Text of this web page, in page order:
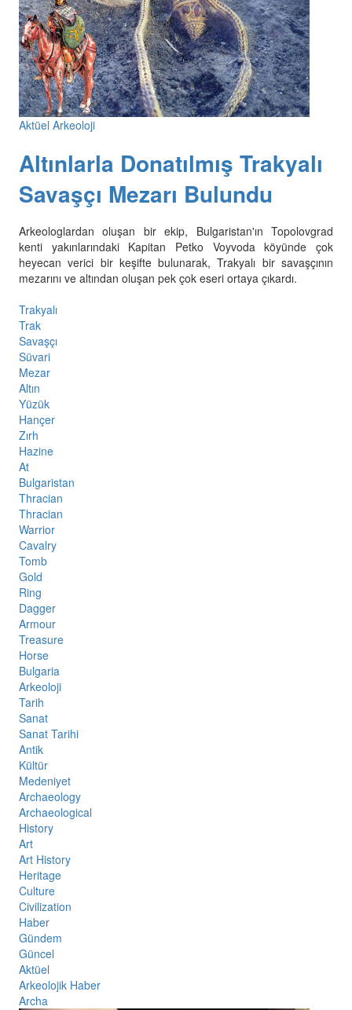
Aktüel Arkeoloji
Altınlarla Donatılmış Trakyalı
Savaşçı Mezarı Bulundu
Arkeologlardan oluşan bir ekip, Bulgaristan'ın Topolovgrad
kenti yakınlarındaki Kapitan Petko Voyvoda köyünde çok
heyecan verici bir keşifte bulunarak, Trakyalı bir savaşçının
mezarını ve altından oluşan pek çok eseri ortaya çıkardı.
Trakyalı
Trak
Savaşçı
Süvari
Mezar
Altın
Yüzük
Hançer
Zırh
Hazine
At
Bulgaristan
Thracian
Thracian
Warrior
Cavalry
Tomb
Gold
Ring
Dagger
Armour
Treasure
Horse
Bulgaria
Arkeoloji
Tarih
Sanat
Sanat Tarihi
Antik
Kültür
Medeniyet
Archaeology
Archaeological
History
Art
Art History
Heritage
Culture
Civilization
Haber
Gündem
Güncel
Aktüel
Arkeolojik Haber
Archa